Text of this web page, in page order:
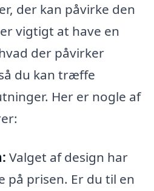
der kan påvirke den
vigtigt at have en
der påvirker
du kan træffe
Her er nogle af
Valget af design har
på prisen. Er du til en